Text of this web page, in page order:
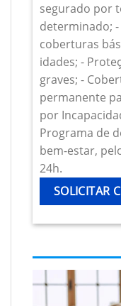
segurado por
determinado;
coberturas
idades; -
graves; -
permanente
por
Programa de
bem-estar,
24h.
SOLICITAR